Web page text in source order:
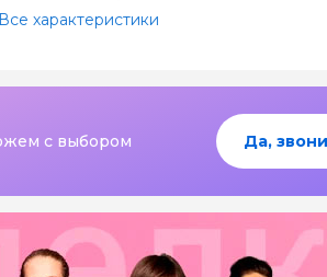
Все характеристики
с выбором Да,